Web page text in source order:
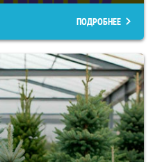
ПОДРОБНЕЕ